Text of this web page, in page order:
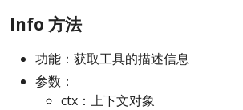
Info 方法
功能：获取工具的描述信息
参数：
ctx：上下文对象